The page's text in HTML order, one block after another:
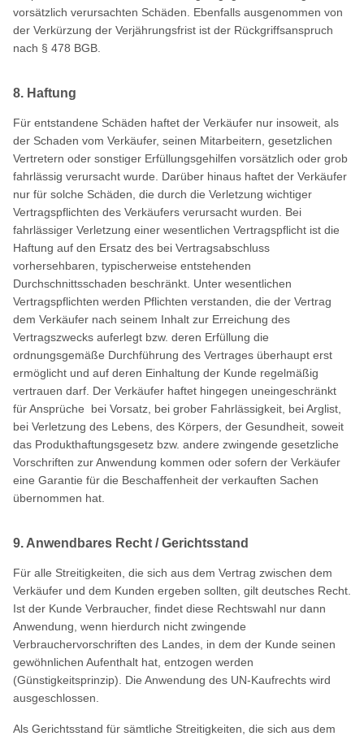
vorsätzlich verursachten Schäden. Ebenfalls ausgenommen von
der Verkürzung der Verjährungsfrist ist der Rückgriffsanspruch
nach § 478 BGB.
8. Haftung
Für entstandene Schäden haftet der Verkäufer nur insoweit, als
der Schaden vom Verkäufer, seinen Mitarbeitern, gesetzlichen
Vertretern oder sonstiger Erfüllungsgehilfen vorsätzlich oder grob
fahrlässig verursacht wurde. Darüber hinaus haftet der Verkäufer
nur für solche Schäden, die durch die Verletzung wichtiger
Vertragspflichten des Verkäufers verursacht wurden. Bei
fahrlässiger Verletzung einer wesentlichen Vertragspflicht ist die
Haftung auf den Ersatz des bei Vertragsabschluss
vorhersehbaren, typischerweise entstehenden
Durchschnittsschaden beschränkt. Unter wesentlichen
Vertragspflichten werden Pflichten verstanden, die der Vertrag
dem Verkäufer nach seinem Inhalt zur Erreichung des
Vertragszwecks auferlegt bzw. deren Erfüllung die
ordnungsgemäße Durchführung des Vertrages überhaupt erst
ermöglicht und auf deren Einhaltung der Kunde regelmäßig
vertrauen darf. Der Verkäufer haftet hingegen uneingeschränkt
für Ansprüche bei Vorsatz, bei grober Fahrlässigkeit, bei Arglist,
bei Verletzung des Lebens, des Körpers, der Gesundheit, soweit
das Produkthaftungsgesetz bzw. andere zwingende gesetzliche
Vorschriften zur Anwendung kommen oder sofern der Verkäufer
eine Garantie für die Beschaffenheit der verkauften Sachen
übernommen hat.
9. Anwendbares Recht / Gerichtsstand
Für alle Streitigkeiten, die sich aus dem Vertrag zwischen dem
Verkäufer und dem Kunden ergeben sollten, gilt deutsches Recht.
Ist der Kunde Verbraucher, findet diese Rechtswahl nur dann
Anwendung, wenn hierdurch nicht zwingende
Verbrauchervorschriften des Landes, in dem der Kunde seinen
gewöhnlichen Aufenthalt hat, entzogen werden
(Günstigkeitsprinzip). Die Anwendung des UN-Kaufrechts wird
ausgeschlossen.
Als Gerichtsstand für sämtliche Streitigkeiten, die sich aus dem